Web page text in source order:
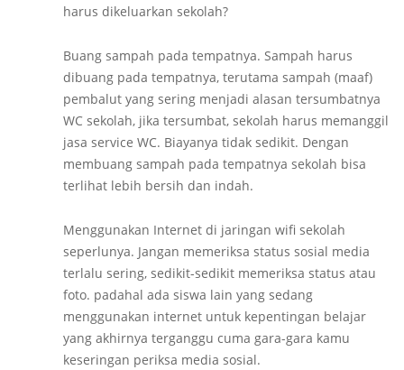
harus dikeluarkan sekolah?
Buang sampah pada tempatnya. Sampah harus
dibuang pada tempatnya, terutama sampah (maaf)
pembalut yang sering menjadi alasan tersumbatnya
WC sekolah, jika tersumbat, sekolah harus memanggil
jasa service WC. Biayanya tidak sedikit. Dengan
membuang sampah pada tempatnya sekolah bisa
terlihat lebih bersih dan indah.
Menggunakan Internet di jaringan wifi sekolah
seperlunya. Jangan memeriksa status sosial media
terlalu sering, sedikit-sedikit memeriksa status atau
foto. padahal ada siswa lain yang sedang
menggunakan internet untuk kepentingan belajar
yang akhirnya terganggu cuma gara-gara kamu
keseringan periksa media sosial.